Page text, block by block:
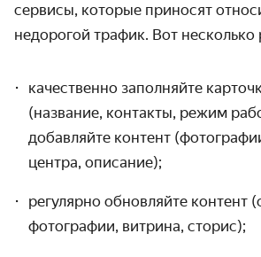
сервисы, которые приносят
недорогой трафик. Вот
качественно заполняйте
(название, контакты, режим
добавляйте контент
центра, описание);
регулярно обновляйте контент
фотографии, витрина, сторис);